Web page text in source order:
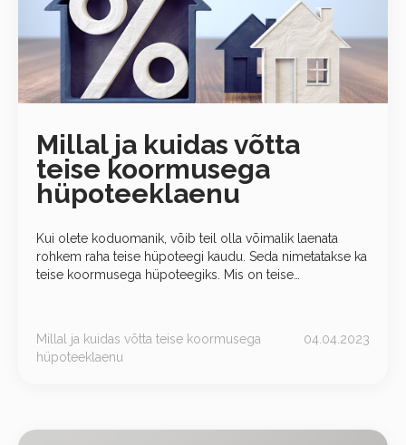
Millal ja kuidas võtta
teise koormusega
hüpoteeklaenu
Kui olete koduomanik, võib teil olla võimalik laenata
rohkem raha teise hüpoteegi kaudu. Seda nimetatakse ka
teise koormusega hüpoteegiks. Mis on teise
Millal ja kuidas võtta teise koormusega
hüpoteeklaenu
04.04.2023